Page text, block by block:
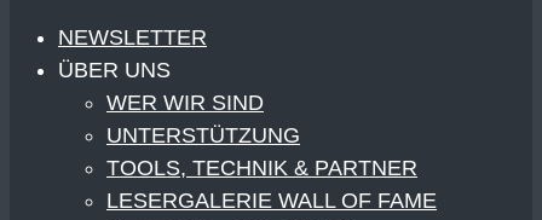
NEWSLETTER
ÜBER UNS
WER WIR SIND
UNTERSTÜTZUNG
TOOLS, TECHNIK & PARTNER
LESERGALERIE WALL OF FAME